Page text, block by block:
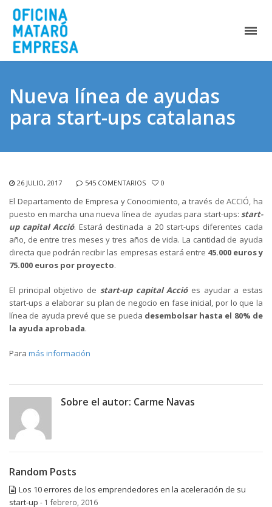
Nueva línea de ayudas
para start-ups catalanas
26 JULIO, 2017 545 COMENTARIOS 0
El Departamento de Empresa y Conocimiento, a través de ACCIÓ, ha
puesto en marcha una nueva línea de ayudas para start-ups: start-
up capital Acció. Estará destinada a 20 start-ups diferentes cada
año, de entre tres meses y tres años de vida. La cantidad de ayuda
directa que podrán recibir las empresas estará entre 45.000 euros y
75.000 euros por proyecto.
El principal objetivo de start-up capital Accióes ayudar a estas
start-ups a elaborar su plan de negocio en fase inicial, por lo que la
línea de ayuda prevé que se pueda desembolsar hasta el 80% de
la ayuda aprobada.
Para más información
Sobre el autor: Carme Navas
Random Posts
Los 10 errores de los emprendedores en la aceleración de su
start-up - 1 febrero, 2016